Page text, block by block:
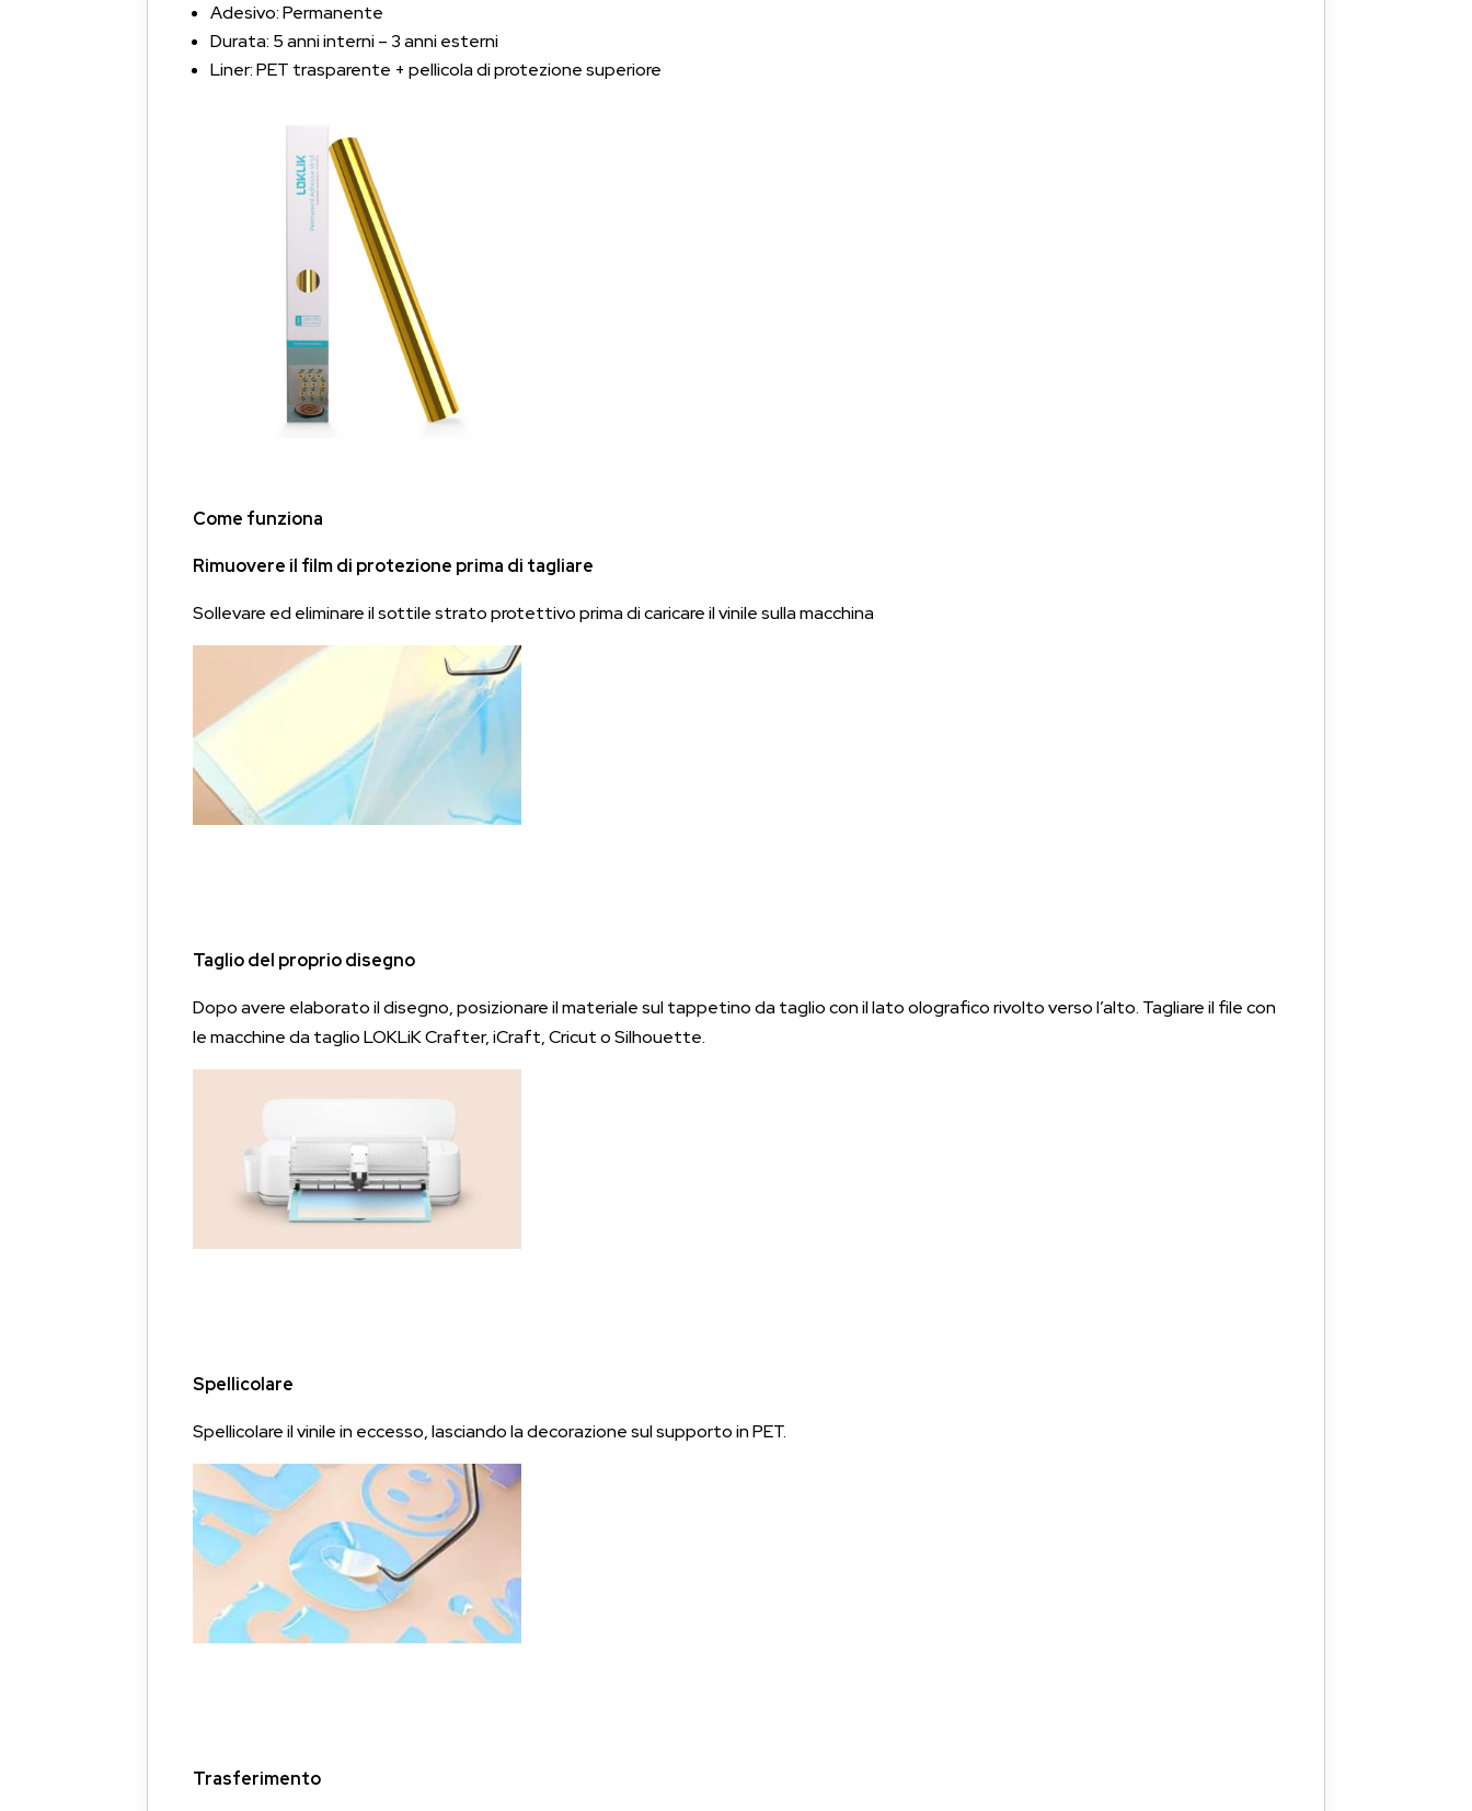
Adesivo: Permanente
Durata: 5 anni interni – 3 anni esterni
Liner: PET trasparente + pellicola di protezione superiore
Come funziona
Rimuovere il film di protezione prima di tagliare
Sollevare ed eliminare il sottile strato protettivo prima di caricare il vinile sulla macchina
Taglio del proprio disegno
Dopo avere elaborato il disegno, posizionare il materiale sul tappetino da taglio con il lato olografico rivolto verso l’alto. Tagliare il file con
le macchine da taglio LOKLiK Crafter, iCraft, Cricut o Silhouette.
Spellicolare
Spellicolare il vinile in eccesso, lasciando la decorazione sul supporto in PET.
Trasferimento